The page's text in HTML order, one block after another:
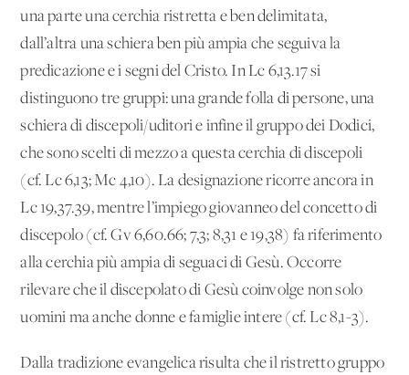
una parte una cerchia ristretta e ben delimitata,
dall’altra una schiera ben più ampia che seguiva la
predicazione e i segni del Cristo. In Lc 6,13.17 si
distinguono tre gruppi: una grande folla di persone, una
schiera di discepoli/uditori e infine il gruppo dei Dodici,
che sono scelti di mezzo a questa cerchia di discepoli
(cf. Lc 6,13; Mc 4,10). La designazione ricorre ancora in
Lc 19,37.39, mentre l’impiego giovanneo del concetto di
discepolo (cf. Gv 6,60.66; 7,3; 8,31 e 19,38) fa riferimento
alla cerchia più ampia di seguaci di Gesù. Occorre
rilevare che il discepolato di Gesù coinvolge non solo
uomini ma anche donne e famiglie intere (cf. Lc 8,1-3).
Dalla tradizione evangelica risulta che il ristretto gruppo